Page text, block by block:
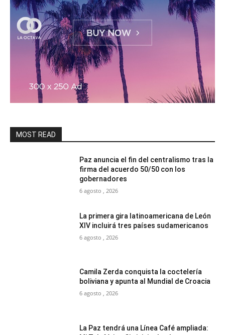
MOST READ
Paz anuncia el fin del centralismo tras la
firma del acuerdo 50/50 con los
gobernadores
6 agosto , 2026
La primera gira latinoamericana de León
XIV incluirá tres países sudamericanos
6 agosto , 2026
Camila Zerda conquista la coctelería
boliviana y apunta al Mundial de Croacia
6 agosto , 2026
La Paz tendrá una Línea Café ampliada: